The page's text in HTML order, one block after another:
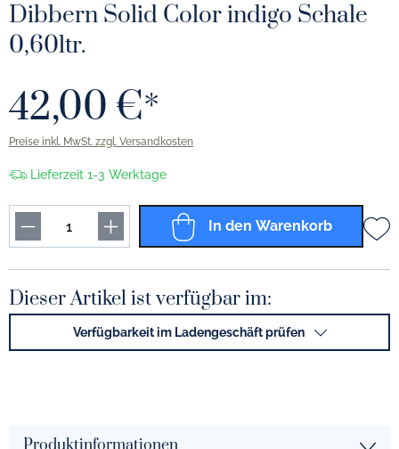
Dibbern Solid Color indigo Schale
0,60ltr.
42,00 €*
Preise inkl. MwSt. zzgl. Versandkosten
Lieferzeit 1-3 Werktage
In den Warenkorb
Dieser Artikel ist verfügbar im:
Verfügbarkeit im Ladengeschäft prüfen